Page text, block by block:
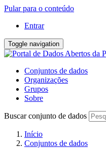
Pular para o conteúdo
Entrar
Toggle navigation
Conjuntos de dados
Organizações
Grupos
Sobre
Buscar conjunto de dados
Início
Conjuntos de dados